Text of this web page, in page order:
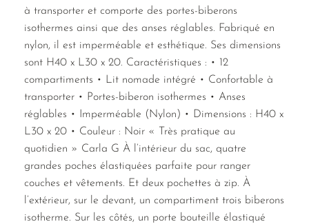
à transporter et comporte des portes-biberons
isothermes ainsi que des anses réglables. Fabriqué en
nylon, il est imperméable et esthétique. Ses dimensions
sont H40 x L30 x 20. Caractéristiques : • 12
compartiments • Lit nomade intégré • Confortable à
transporter • Portes-biberon isothermes • Anses
réglables • Imperméable (Nylon) • Dimensions : H40 x
L30 x 20 • Couleur : Noir « Très pratique au
quotidien » Carla G À l’intérieur du sac, quatre
grandes poches élastiquées parfaite pour ranger
couches et vêtements. Et deux pochettes à zip. À
l’extérieur, sur le devant, un compartiment trois biberons
isotherme. Sur les côtés, un porte bouteille élastiqué